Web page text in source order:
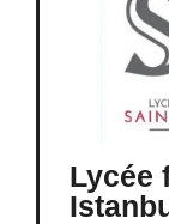
Lycée